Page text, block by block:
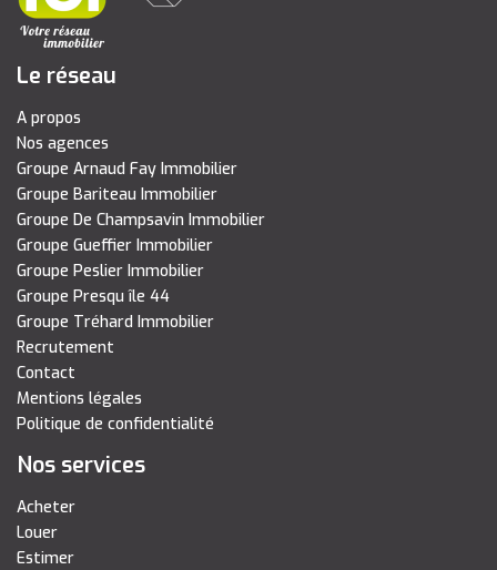
Le réseau
A propos
Nos agences
Groupe Arnaud Fay Immobilier
Groupe Bariteau Immobilier
Groupe De Champsavin Immobilier
Groupe Gueffier Immobilier
Groupe Peslier Immobilier
Groupe Presqu île 44
Groupe Tréhard Immobilier
Recrutement
Contact
Mentions légales
Politique de confidentialité
Nos services
Acheter
Louer
Estimer